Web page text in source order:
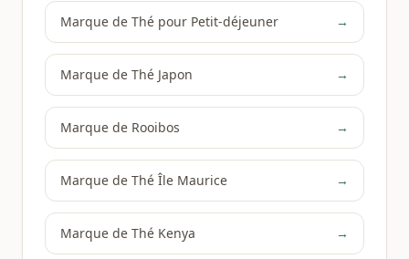
Marque de Thé pour Petit-déjeuner →
Marque de Thé Japon →
Marque de Rooibos →
Marque de Thé Île Maurice →
Marque de Thé Kenya →